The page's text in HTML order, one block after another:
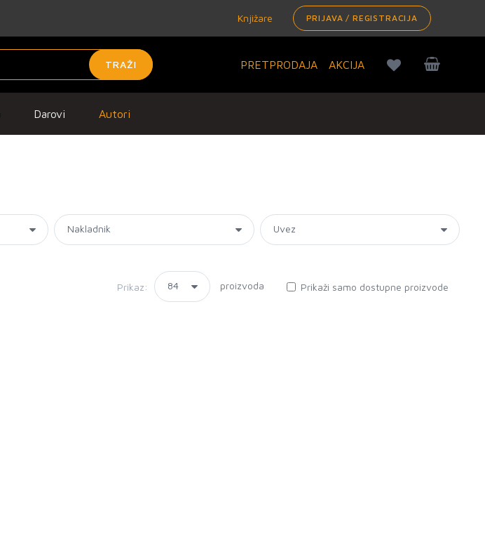
Knjižare PRIJAVA / REGISTRACIJA
TRAŽI PRETPRODAJA AKCIJA
Darovi Autori
Prikaz: proizvoda Prikaži samo dostupne proizvode